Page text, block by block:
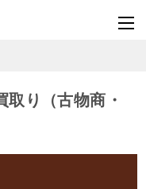
り（古物商・